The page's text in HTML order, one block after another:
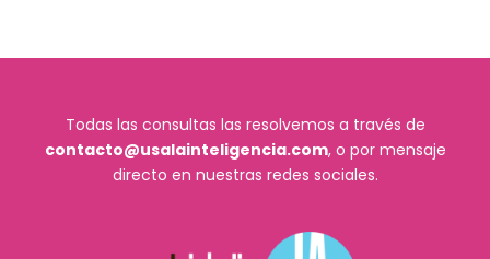
Todas las consultas las resolvemos a través de
contacto@usalainteligencia.com, o por mensaje
directo en nuestras redes sociales.